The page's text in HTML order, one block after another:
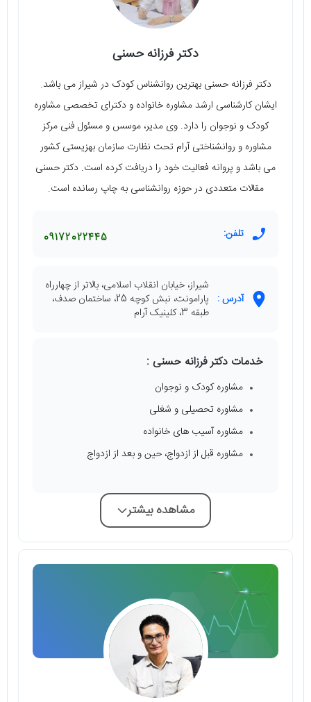
دکتر فرزانه حسنی
دکتر فرزانه حسنی بهترین روانشناس کودک در شیراز می باشد.
ایشان کارشناسی ارشد مشاوره خانواده و دکترای تخصصی مشاوره
کودک و نوجوان را دارد. وی مدیر، موسس و مسئول فنی مرکز
مشاوره و روانشناختی آرام تحت نظارت سازمان بهزیستی کشور
می باشد و پروانه فعالیت خود را دریافت کرده است. دکتر حسنی
مقالات متعددی در حوزه روانشناسی به چاپ رسانده است.
تلفن: 09172022445
آدرس :
شیراز، خیابان انقلاب اسلامی، بالاتر از چهارراه
پارامونت، نبش کوچه 25، ساختمان صدف،
طبقه 3، کلینیک آرام
خدمات دکتر فرزانه حسنی :
مشاوره کودک و نوجوان
مشاوره تحصیلی و شغلی
مشاوره آسیب های خانواده
مشاوره قبل از ازدواج، حین و بعد از ازدواج
مشاهده بیشتر